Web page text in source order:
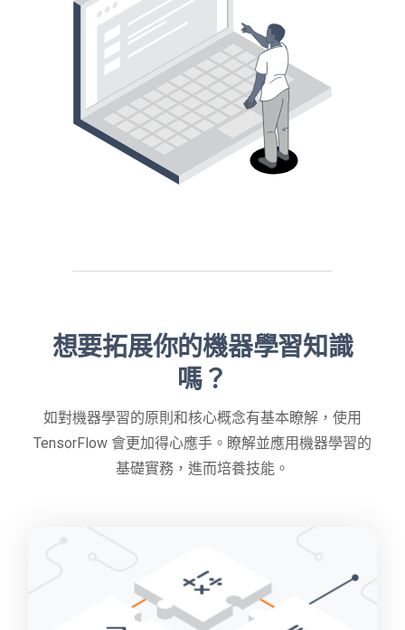
想要拓展你的機器學習知識
嗎？
如對機器學習的原則和核心概念有基本瞭解，使用
TensorFlow 會更加得心應手。瞭解並應用機器學習的
基礎實務，進而培養技能。